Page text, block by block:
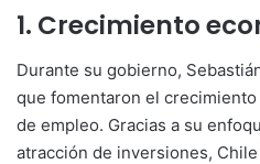
1. Crecimiento
Durante su gobierno,
que fomentaron el
de empleo. Gracias a su
atracción de inversiones,